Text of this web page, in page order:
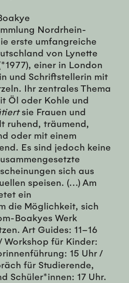
Nordrhein-
erste umfangreiche
von Lynette
einer in London
und Schriftstellerin mit
Ihr zentrales Thema
Öl oder Kohle und
sie Frauen und
ruhend, träumend,
oder mit einem
Es sind jedoch keine
sich aus
speisen. (…) Am
ein
die Möglichkeit, sich
Boakyes Werk
Art Guides: 11–16
Workshop für Kinder:
15 Uhr /
für Studierende,
Schüler*innen: 17 Uhr.